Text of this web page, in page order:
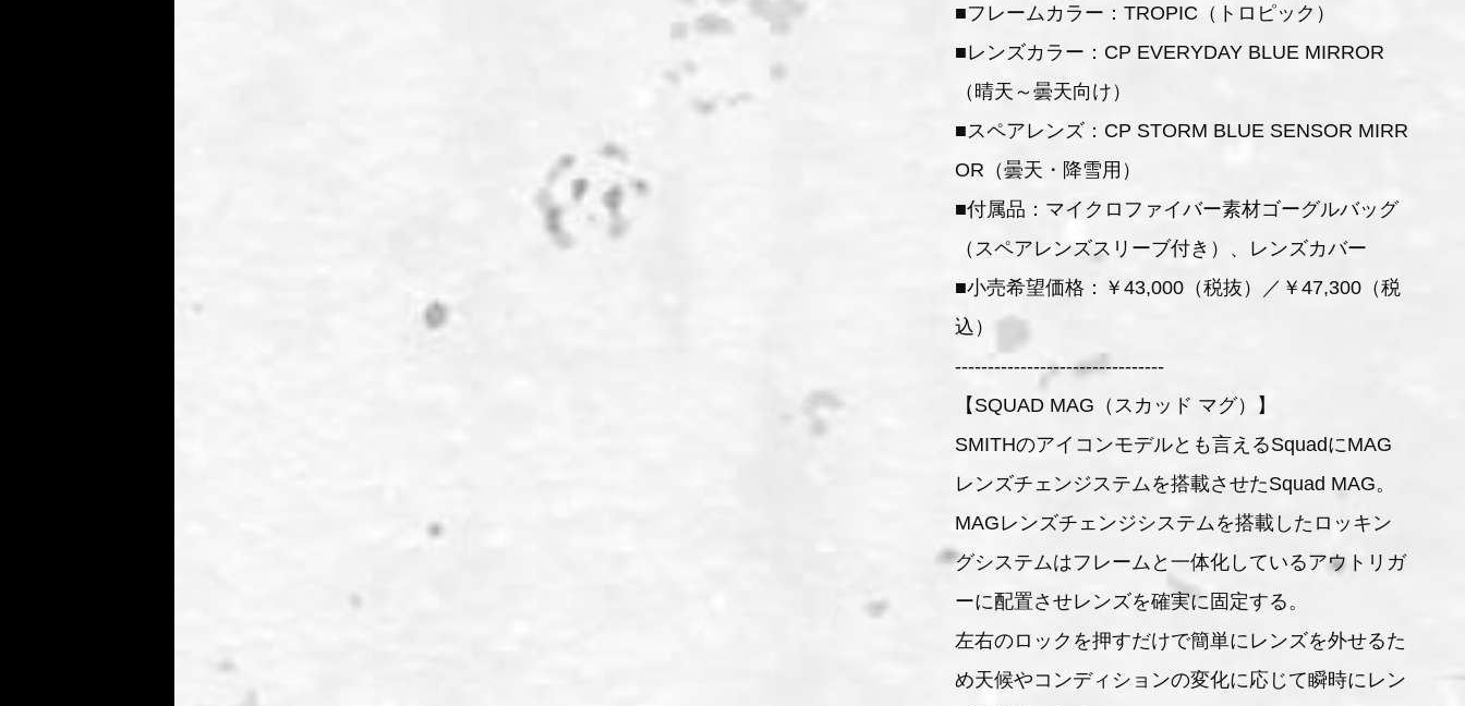
■フレームカラー：TROPIC（トロピック）
■レンズカラー：CP EVERYDAY BLUE MIRROR
（晴天～曇天向け）
■スペアレンズ：CP STORM BLUE SENSOR MIRR
OR（曇天・降雪用）
■付属品：マイクロファイバー素材ゴーグルバッグ
（スペアレンズスリーブ付き）、レンズカバー
■小売希望価格：￥43,000（税抜）／￥47,300（税
込）
--------------------------------
【SQUAD MAG（スカッド マグ）】
SMITHのアイコンモデルとも言えるSquadにMAG
レンズチェンジステムを搭載させたSquad MAG。
MAGレンズチェンジシステムを搭載したロッキン
グシステムはフレームと一体化しているアウトリガ
ーに配置させレンズを確実に固定する。
左右のロックを押すだけで簡単にレンズを外せるた
め天候やコンディションの変化に応じて瞬時にレン